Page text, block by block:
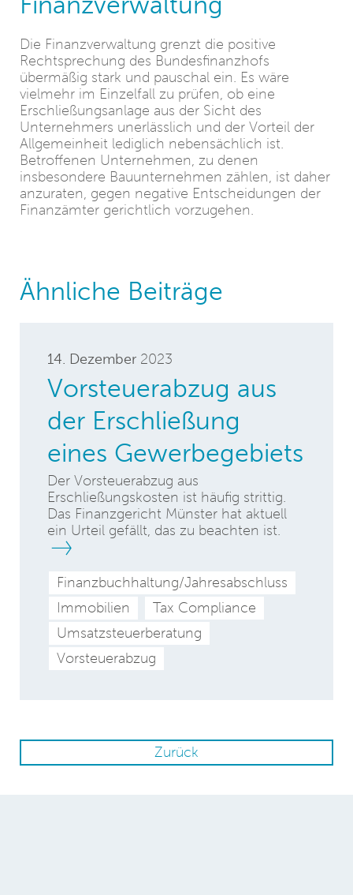
Die Finanzverwaltung grenzt die positive
Rechtsprechung des Bundesfinanzhofs
übermäßig stark und pauschal ein. Es wäre
vielmehr im Einzelfall zu prüfen, ob eine
Erschließungsanlage aus der Sicht des
Unternehmers unerlässlich und der Vorteil der
Allgemeinheit lediglich nebensächlich ist.
Betroffenen Unternehmen, zu denen
insbesondere Bauunternehmen zählen, ist daher
anzuraten, gegen negative Entscheidungen der
Finanzämter gerichtlich vorzugehen.
Ähnliche Beiträge
14. Dezember 2023
Vorsteuerabzug aus
der Erschließung
eines Gewerbegebiets
Der Vorsteuerabzug aus
Erschließungskosten ist häufig strittig.
Das Finanzgericht Münster hat aktuell
ein Urteil gefällt, das zu beachten ist.
Finanzbuchhaltung/Jahresabschluss
Immobilien
Tax Compliance
Umsatzsteuerberatung
Vorsteuerabzug
Zurück